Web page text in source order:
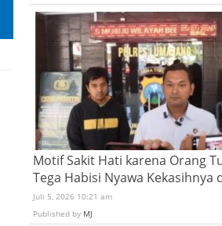
Motif Sakit Hati karena Orang
Tega Habisi Nyawa Kekasihnya
Juli 5, 2026 10:21 am
Published by MJ